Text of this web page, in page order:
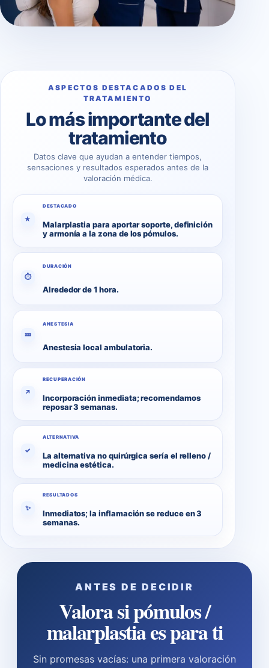
ASPECTOS DESTACADOS DEL
TRATAMIENTO
Lo más importante del
tratamiento
Datos clave que ayudan a entender tiempos,
sensaciones y resultados esperados antes de la
valoración médica.
★
DESTACADO
Malarplastia para aportar soporte, definición
y armonía a la zona de los pómulos.
⏱
DURACIÓN
Alrededor de 1 hora.
💤
ANESTESIA
Anestesia local ambulatoria.
↗
RECUPERACIÓN
Incorporación inmediata; recomendamos
reposar 3 semanas.
✓
ALTERNATIVA
La alternativa no quirúrgica sería el relleno /
medicina estética.
✨
RESULTADOS
Inmediatos; la inflamación se reduce en 3
semanas.
ANTES DE DECIDIR
Valora si pómulos /
malarplastia es para ti
Sin promesas vacías: una primera valoración